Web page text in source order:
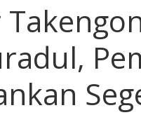
Tata
Kota
Amburadul,
Pemkab
Tengah
Disarankan